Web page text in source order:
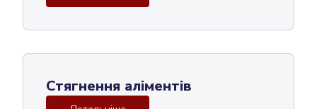
Стягнення аліментів